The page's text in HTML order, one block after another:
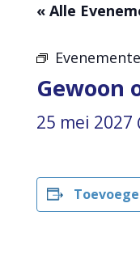
« Alle
Gewoon
25 mei 2027